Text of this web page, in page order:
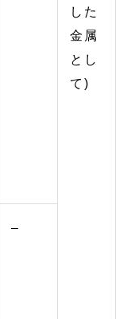
した
金属
とし
て)
–